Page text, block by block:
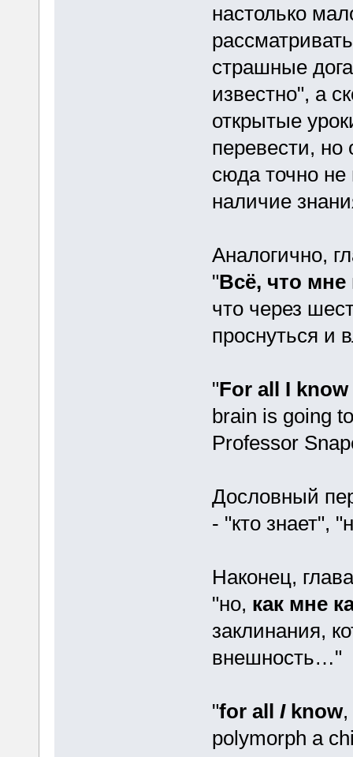
настолько
страшные
известно", а
открытые
перевести, но
сюда точно не
наличие
Аналогично,
"Всё, что мне
что через
проснуться и
"For all I know
brain is going
Professor
Дословный
- "кто знает",
Наконец,
"но, как мне
заклинания,
внешность…"
"for all Iknow,
polymorph a